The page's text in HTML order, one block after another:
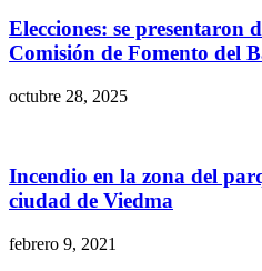
Elecciones: se presentaron
Comisión de Fomento del
octubre 28, 2025
Incendio en la zona del
ciudad de Viedma
febrero 9, 2021